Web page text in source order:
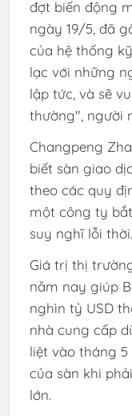
đợt biến động
ngày 19/5, đã
của hệ thống
lạc với những
lập tức, và sẽ
thường", người
Changpeng
biết sàn giao
theo các quy
một công ty
suy nghĩ lỗi thời.
Giá trị thị
năm nay giúp
nghìn tỷ USD
nhà cung cấp
liệt vào tháng
của sàn khi
lớn.